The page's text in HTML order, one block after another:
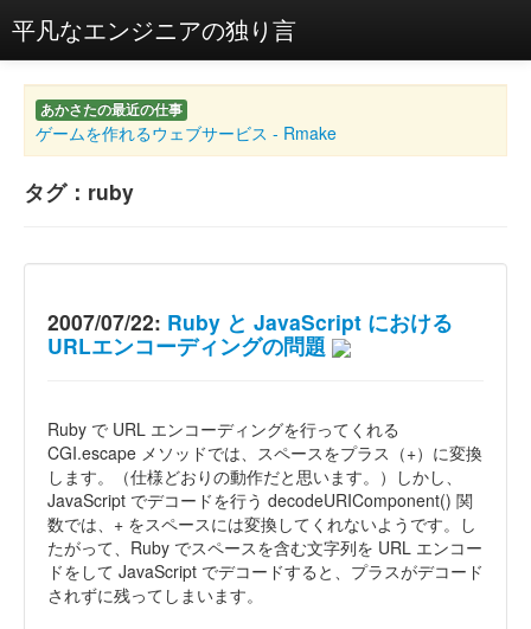
平凡なエンジニアの独り言
あかさたの最近の仕事
ゲームを作れるウェブサービス - Rmake
タグ：ruby
2007/07/22: Ruby と JavaScript における
URLエンコーディングの問題
Ruby で URL エンコーディングを行ってくれる
CGI.escape メソッドでは、スペースをプラス（+）に変換
します。（仕様どおりの動作だと思います。）しかし、
JavaScript でデコードを行う decodeURIComponent() 関
数では、+ をスペースには変換してくれないようです。し
たがって、Ruby でスペースを含む文字列を URL エンコー
ドをして JavaScript でデコードすると、プラスがデコード
されずに残ってしまいます。